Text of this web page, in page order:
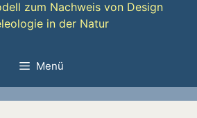
zum Nachweis von Design
in der Natur
Menü